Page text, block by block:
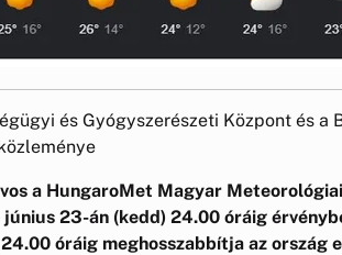
és Gyógyszerészeti Központ és a
a HungaroMet Magyar
23-án (kedd) 24.00 óráig
óráig meghosszabbítja az ország